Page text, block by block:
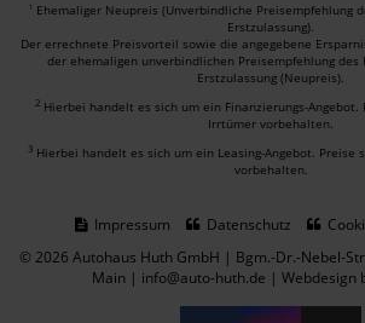
1 Ehemaliger Neupreis (Unverbindliche Preisempfehlung
Erstzulassung).
Der errechnete Preisvorteil sowie die angegebene
der ehemaligen unverbindlichen Preisempfehlung des
Erstzulassung (Neupreis).
2 Hierbei handelt es sich um ein Finanzierungs-
Irrtümer vorbehalten.
3 Hierbei handelt es sich um ein Leasing-Angebot.
vorbehalten.
Impressum Datenschutz
© 2026 Autohaus Huth GmbH | Bgm.-Dr.-Nebel-
Main | info@auto-huth.de | Webdesign